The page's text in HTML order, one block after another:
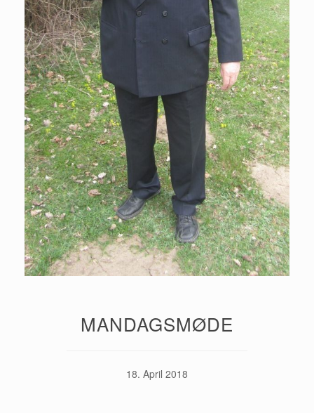
MANDAGSMØDE
18. April 2018